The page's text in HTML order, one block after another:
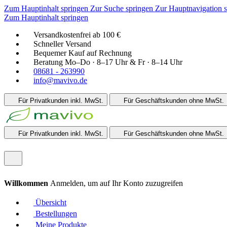
Zum Hauptinhalt springen Zur Suche springen Zur Hauptnavigation
Zum Hauptinhalt springen
Versandkostenfrei ab 100 €
Schneller Versand
Bequemer Kauf auf Rechnung
Beratung Mo–Do · 8–17 Uhr & Fr · 8–14 Uhr
08681 - 263990
info@mavivo.de
Für Privatkunden inkl. MwSt. Für Geschäftskunden ohne MwSt.
Für Privatkunden inkl. MwSt. Für Geschäftskunden ohne MwSt.
Willkommen Anmelden, um auf Ihr Konto zuzugreifen
Übersicht
Bestellungen
Meine Produkte